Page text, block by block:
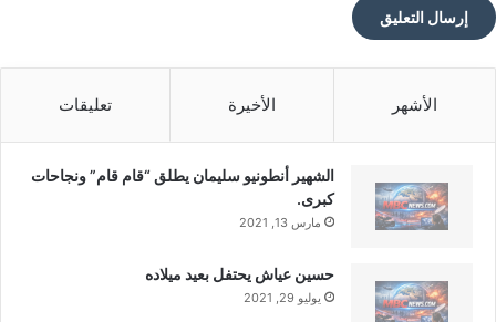
الأشهر الأخيرة تعليقات
الشهير أنطونيو سليمان يطلق “قام قام” ونجاحات
كبرى.
مارس 13, 2021
حسين عياش يحتفل بعيد ميلاده
يوليو 29, 2021